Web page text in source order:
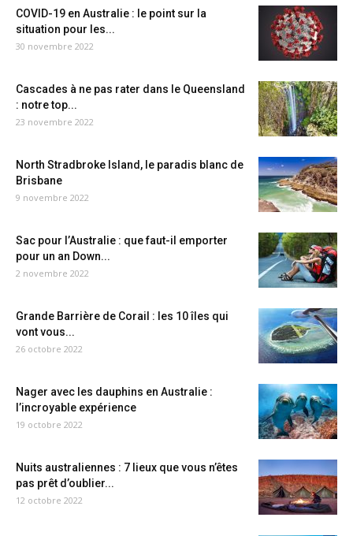
COVID-19 en Australie : le point sur la
situation pour les...
30 novembre 2022
Cascades à ne pas rater dans le Queensland
: notre top...
23 novembre 2022
North Stradbroke Island, le paradis blanc de
Brisbane
9 novembre 2022
Sac pour l’Australie : que faut-il emporter
pour un an Down...
2 novembre 2022
Grande Barrière de Corail : les 10 îles qui
vont vous...
26 octobre 2022
Nager avec les dauphins en Australie :
l’incroyable expérience
19 octobre 2022
Nuits australiennes : 7 lieux que vous n’êtes
pas prêt d’oublier...
12 octobre 2022